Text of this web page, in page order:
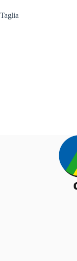
Taglia